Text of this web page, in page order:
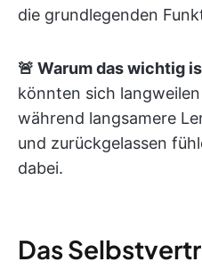
die grundlegenden
🚨 Warum das wichtig
könnten sich
während langsamere
und zurückgelassen
dabei.
Das